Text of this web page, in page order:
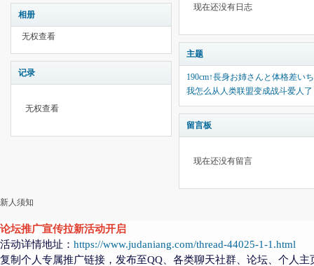
相册
无权查看
记录
无权查看
现在还没有日志
主题
190cm↑長身お姉さんと体格差い
我怎么从人类联盟变成战斗爱人了
留言板
现在还没有留言
新人须知
论坛推广宣传拉新活动开启
活动详情地址： https://www.judaniang.com/thread-44025-1-1.html
复制个人专属推广链接，发布至QQ、各类聊天社群、论坛、个人